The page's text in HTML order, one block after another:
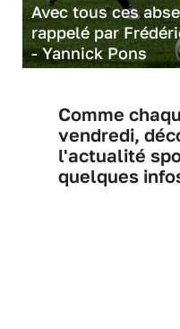
Avec tous ces
rappelé par
- Yannick Pons
Comme
vendredi,
l'actualité
quelques